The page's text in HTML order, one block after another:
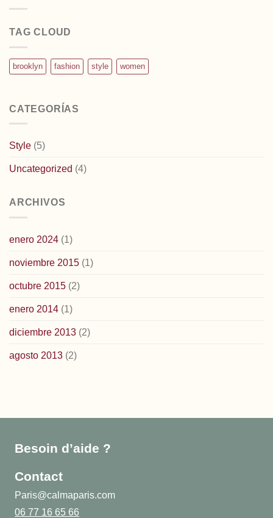
TAG CLOUD
brooklyn fashion style women
CATEGORÍAS
Style (5)
Uncategorized (4)
ARCHIVOS
enero 2024 (1)
noviembre 2015 (1)
octubre 2015 (2)
enero 2014 (1)
diciembre 2013 (2)
agosto 2013 (2)
Besoin d’aide ?
Contact
Paris@calmaparis.com
06 77 16 65 66